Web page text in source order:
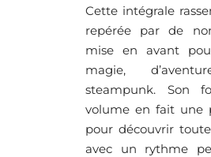
Cette intégrale
repérée par de
mise en avant
magie,
steampunk. Son
volume en fait une
pour découvrir
avec un rythme